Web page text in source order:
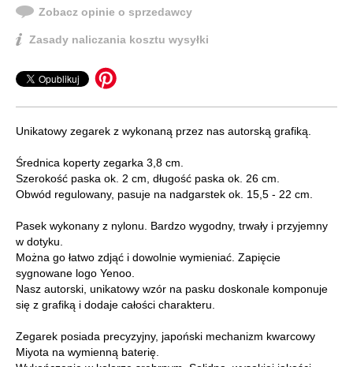
Zobacz opinie o sprzedawcy
Zasady naliczania kosztu wysyłki
Unikatowy zegarek z wykonaną przez nas autorską grafiką.
Średnica koperty zegarka 3,8 cm.
Szerokość paska ok. 2 cm, długość paska ok. 26 cm.
Obwód regulowany, pasuje na nadgarstek ok. 15,5 - 22 cm.
Pasek wykonany z nylonu. Bardzo wygodny, trwały i przyjemny
w dotyku.
Można go łatwo zdjąć i dowolnie wymieniać. Zapięcie
sygnowane logo Yenoo.
Nasz autorski, unikatowy wzór na pasku doskonale komponuje
się z grafiką i dodaje całości charakteru.
Zegarek posiada precyzyjny, japoński mechanizm kwarcowy
Miyota na wymienną baterię.